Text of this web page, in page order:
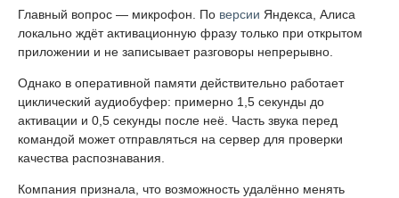
Главный вопрос — микрофон. По версии Яндекса, Алиса
локально ждёт активационную фразу только при открытом
приложении и не записывает разговоры непрерывно.
Однако в оперативной памяти действительно работает
циклический аудиобуфер: примерно 1,5 секунды до
активации и 0,5 секунды после неё. Часть звука перед
командой может отправляться на сервер для проверки
качества распознавания.
Компания признала, что возможность удалённо менять